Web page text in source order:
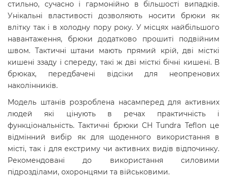
стильно, сучасно і гармонійно в більшості випадків.
Унікальні властивості дозволяють носити брюки як
влітку так і в холодну пору року. У місцях найбільшого
навантаження, брюки додатково прошиті подвійним
швом. Тактичні штани мають прямий крій, дві місткі
кишені ззаду і спереду, такі ж дві місткі бічні кишені. В
брюках, передбачені відсіки для неопренових
наколінників.
Модель штанів розроблена насамперед для активних
людей які цінують в речах практичність і
функціональність. Тактичні брюки CH Tundra Teflon це
відмінний вибір як для щоденного використання в
місті, так і для екстриму чи активних видів відпочинку.
Рекомендовані до використання силовими
підрозділами, охоронцями та військовими.